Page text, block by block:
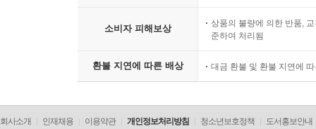
소비자 피해보상
상품의 불량에 의한 반품,
준하여 처리됨
환불 지연에 따른 배상 대금 환불 및 환불 지연에
회사소개 인재채용 이용약관 개인정보처리방침 청소년보호정책 도서홍보안내